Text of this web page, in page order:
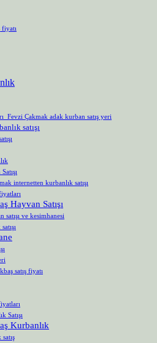
fiyatı
Fevzi Çakmak adak kurban satış yeri
satışı
internetten kurbanlık satışı
Hayvan Satışı
ve kesimhanesi
satış fiyatı
Satışı
Kurbanlık